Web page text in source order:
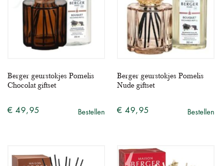
Berger geurstokjes Pomelis
Chocolat giftset
€ 49,95 Bestellen
Berger geurstokjes Pomelis
Nude giftset
€ 49,95 Bestellen